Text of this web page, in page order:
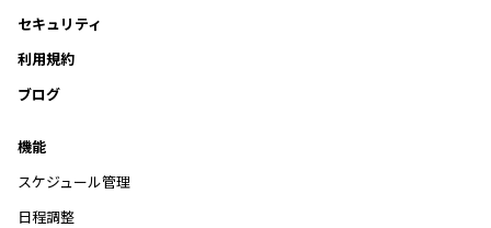
セキュリティ
利用規約
ブログ
機能
スケジュール管理
日程調整